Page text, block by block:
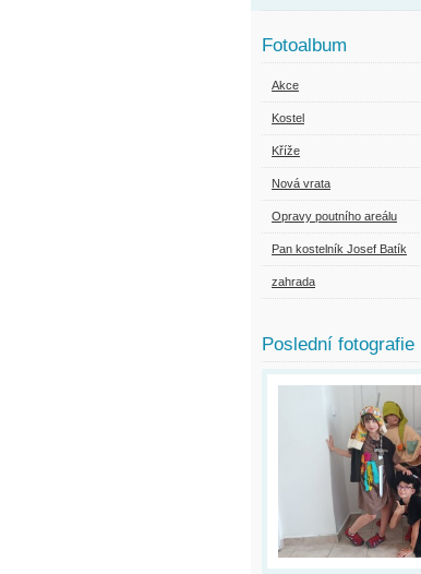
Fotoalbum
Akce
Kostel
Kříže
Nová vrata
Opravy poutního areálu
Pan kostelník Josef Batík
zahrada
Poslední fotografie